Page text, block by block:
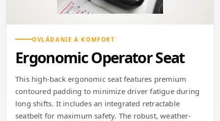
OVLÁDANIE A KOMFORT
Ergonomic Operator Seat
This high-back ergonomic seat features premium
contoured padding to minimize driver fatigue during
long shifts. It includes an integrated retractable
seatbelt for maximum safety. The robust, weather-